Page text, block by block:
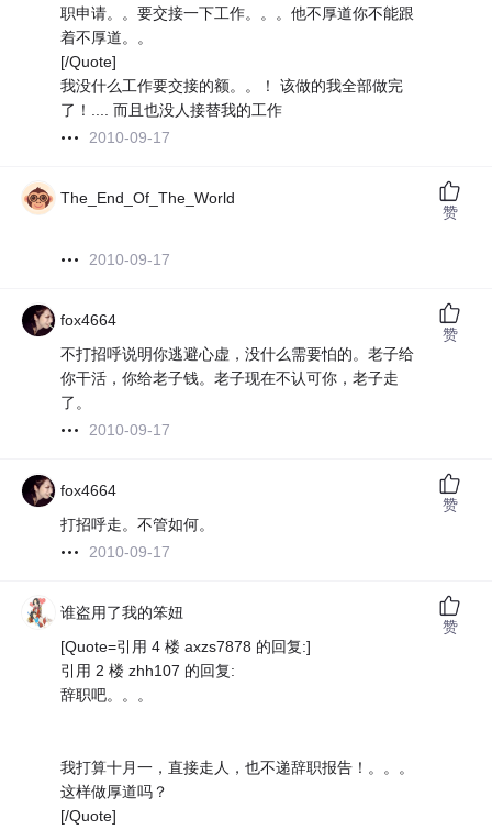
职申请。。要交接一下工作。。。他不厚道你不能跟
着不厚道。。
[/Quote]
我没什么工作要交接的额。。！ 该做的我全部做完
了！.... 而且也没人接替我的工作
2010-09-17
The_End_Of_The_World
2010-09-17
赞
fox4664
不打招呼说明你逃避心虚，没什么需要怕的。老子给
你干活，你给老子钱。老子现在不认可你，老子走
了。
2010-09-17
赞
fox4664
打招呼走。不管如何。
2010-09-17
赞
谁盗用了我的笨妞
[Quote=引用 4 楼 axzs7878 的回复:]
引用 2 楼 zhh107 的回复:
辞职吧。。。
我打算十月一，直接走人，也不递辞职报告！。。。
这样做厚道吗？
[/Quote]
赞